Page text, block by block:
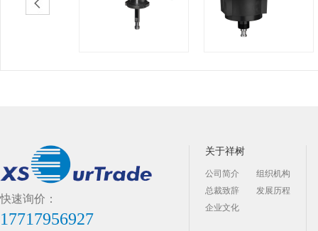
快速询价：
17717956927
关于祥树
公司简介
组织机构
总裁致辞
发展历程
企业文化